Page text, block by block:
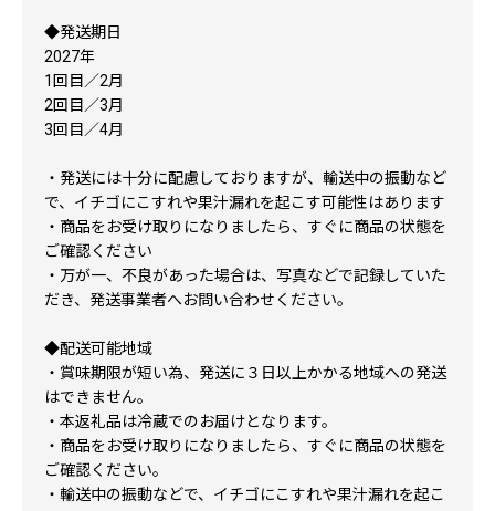
◆発送期日
2027年
1回目／2月
2回目／3月
3回目／4月
・発送には十分に配慮しておりますが、輸送中の振動など
で、イチゴにこすれや果汁漏れを起こす可能性はあります
・商品をお受け取りになりましたら、すぐに商品の状態を
ご確認ください
・万が一、不良があった場合は、写真などで記録していた
だき、発送事業者へお問い合わせください。
◆配送可能地域
・賞味期限が短い為、発送に３日以上かかる地域への発送
はできません。
・本返礼品は冷蔵でのお届けとなります。
・商品をお受け取りになりましたら、すぐに商品の状態を
ご確認ください。
・輸送中の振動などで、イチゴにこすれや果汁漏れを起こ